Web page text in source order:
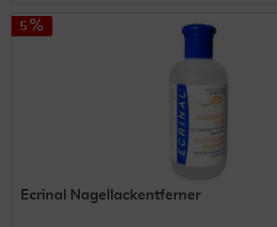
5
Ecrinal Nagellackentferner